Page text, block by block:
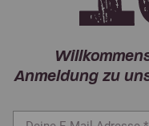
Anmeldung zu